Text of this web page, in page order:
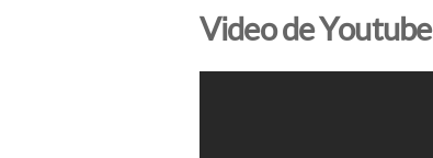
Video de Youtube